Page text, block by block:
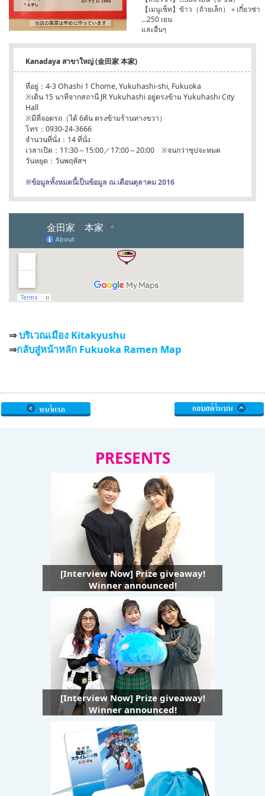
【เมนูเซ็ท】ข้าว（ถ้วยเล็ก）＋เกี๋ยวซ่า
…250 เยน
และอื่นๆ
Kanadaya สาขาใหญ่ (金田家 本家)
ที่อยู่：4-3 Ohashi 1 Chome, Yukuhashi-shi, Fukuoka
※เดิน 15 นาทีจากสถานี JR Yukuhashi อยู่ตรงข้าม Yukuhashi City
Hall
※มีที่จอดรถ（ได้ 6คัน ตรงข้ามร้านทางขวา）
โทร：0930-24-3666
จำนวนที่นั่ง：14 ที่นั่ง
เวลาเปิด：11:30～15:00／17:00～20:00 ※จนกว่าซุปจะหมด
วันหยุด：วันพฤหัสฯ
※ข้อมูลทั้งหมดนี้เป็นข้อมูล ณ เดือนตุลาคม 2016
⇒บริเวณเมือง Kitakyushu
⇒กลับสู่หน้าหลัก Fukuoka Ramen Map
PRESENTS
[Interview Now] Prize giveaway!
Winner announced!
[Interview Now] Prize giveaway!
Winner announced!